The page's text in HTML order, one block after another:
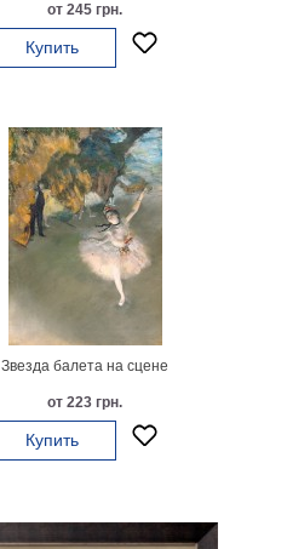
от 245 грн.
Купить
Звезда балета на сцене
от 223 грн.
Купить